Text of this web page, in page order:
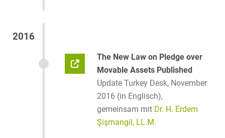
2016
The New Law on Pledge over
Movable Assets Published
Update Turkey Desk, November
2016 (in Englisch),
gemeinsam mit Dr. H. Erdem
Şişmangil, LL.M.